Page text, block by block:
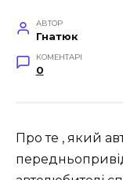
АВТОР
Гнатюк
КОМЕНТАРІ
0
Про те , який